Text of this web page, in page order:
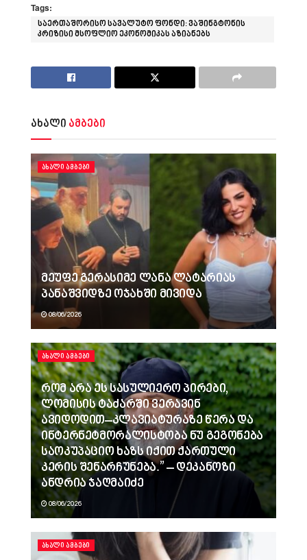
Tags:
საერთაშორისო სავალუტო ფონდი: ვაშინგტონის
კრიზისი მსოფლიო ეკონომიკას აზიანებს
ახალი ამბები
ᲐᲮᲐᲚᲘ ᲐᲛᲑᲔᲑᲘ
მეუფე გერასიმე ლანა ლატარიას
პანაშვიდზე ოჯახში მივიდა
08/06/2026
ᲐᲮᲐᲚᲘ ᲐᲛᲑᲔᲑᲘ
რომ არა ეს სასულიერო პირები,
ლომისის ტაძარში ვერავინ
ავიდოდით–კლავიატურაზე წერა და
ინტერნეტმორალისტობა ნუ გეგონება
საოკუპაციო ხაზს იქით ქართული
კერის შენარჩუნება.” – დეკანოზი
ანდრია ჯაღმაიძე
08/06/2026
ᲐᲮᲐᲚᲘ ᲐᲛᲑᲔᲑᲘ